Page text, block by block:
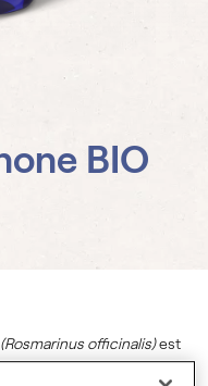
BIO
(Rosmarinus officinalis)est